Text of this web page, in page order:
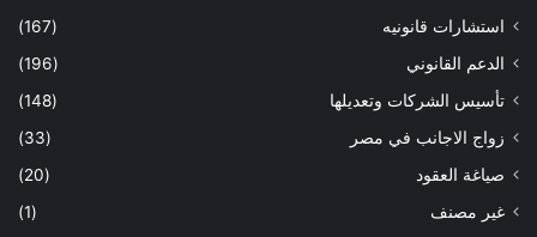
استشارات قانونيه
(167)
الدعم القانوني
(196)
تأسيس الشركات وتعديلها
(148)
زواج الاجانب في مصر
(33)
صياغة العقود
(20)
غير مصنف
(1)